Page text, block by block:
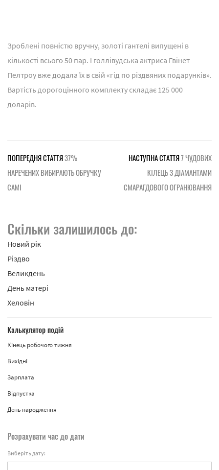
Зроблені повністю вручну, золоті гантелі випущені в
кількості всього 50 пар. І голлівудська актриса Гвінет
Пелтроу вже додала їх в свій «гід по різдвяних подарунків».
Вартість дорогоцінного комплекту складає 125 000
доларів.
ПОПЕРЕДНЯ СТАТТЯ37%
НАРЕЧЕНИХ ВИБИРАЮТЬ ОБРУЧКУ
САМІ
НАСТУПНА СТАТТЯ7 ЧУДОВИХ
КІЛЕЦЬ З ДІАМАНТАМИ
СМАРАГДОВОГО ОГРАНЮВАННЯ
Скільки залишилось до:
Новий рік
Різдво
Великдень
День матері
Хеловін
Калькулятор подій
Кінець робочого тижня
Вихідні
Зарплата
Відпустка
День народження
Розрахувати час до дати
Виберіть дату: